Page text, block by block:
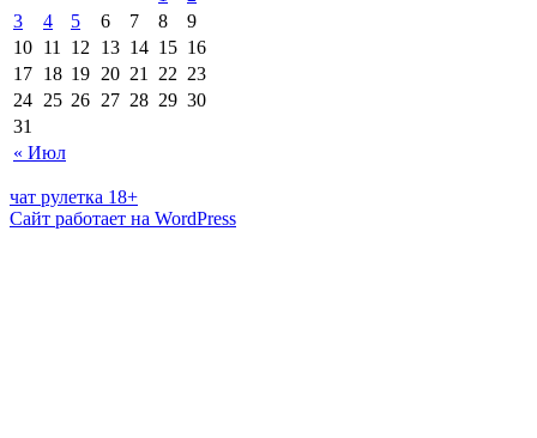
« Июл
3
4 5 6 7 8
9
10 11 12 13 14 15 16
17 18 19 20 21 22 23
24 25 26 27 28 29 30
31
чат рулетка 18+
Сайт работает на WordPress